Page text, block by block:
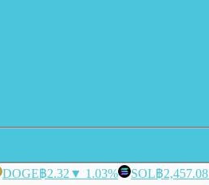
DOGE฿2.32 ▼ 1.03% SOL฿2,457.08